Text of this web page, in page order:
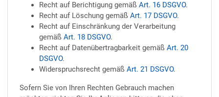
Recht auf Berichtigung gemäß Art. 16 DSGVO.
Recht auf Löschung gemäß Art. 17 DSGVO.
Recht auf Einschränkung der Verarbeitung
gemäß Art. 18 DSGVO.
Recht auf Datenübertragbarkeit gemäß Art. 20
DSGVO.
Widerspruchsrecht gemäß Art. 21 DSGVO.
Sofern Sie von Ihren Rechten Gebrauch machen